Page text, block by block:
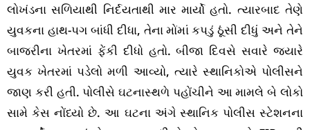
લોખંડના સળિયાથી નિર્દયતાથી માર માર્યો હતો. ત્યારબાદ તેણે
યુવકના હાથ-પગ બાંધી દીધા, તેના મોંમાં કપડું ઠૂંસી દીધું અને તેને
બાજરીના ખેતરમાં ફેંકી દીધો હતો. બીજા દિવસે સવારે જ્યારે
યુવક ખેતરમાં પડેલો મળી આવ્યો, ત્યારે સ્થાનિકોએ પોલીસને
જાણ કરી હતી. પોલીસે ઘટનાસ્થળે પહોંચીને આ મામલે બે લોકો
સામે કેસ નોંધ્યો છે. આ ઘટના અંગે સ્થાનિક પોલીસ સ્ટેશનના